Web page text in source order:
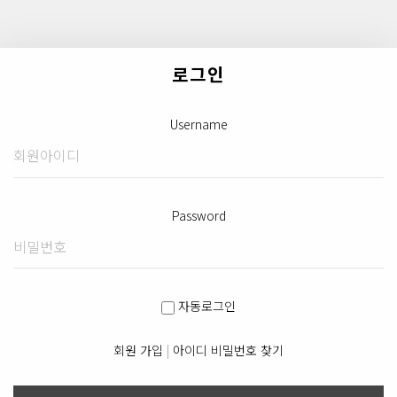
로그인
Username
Password
자동로그인
회원 가입 | 아이디 비밀번호 찾기